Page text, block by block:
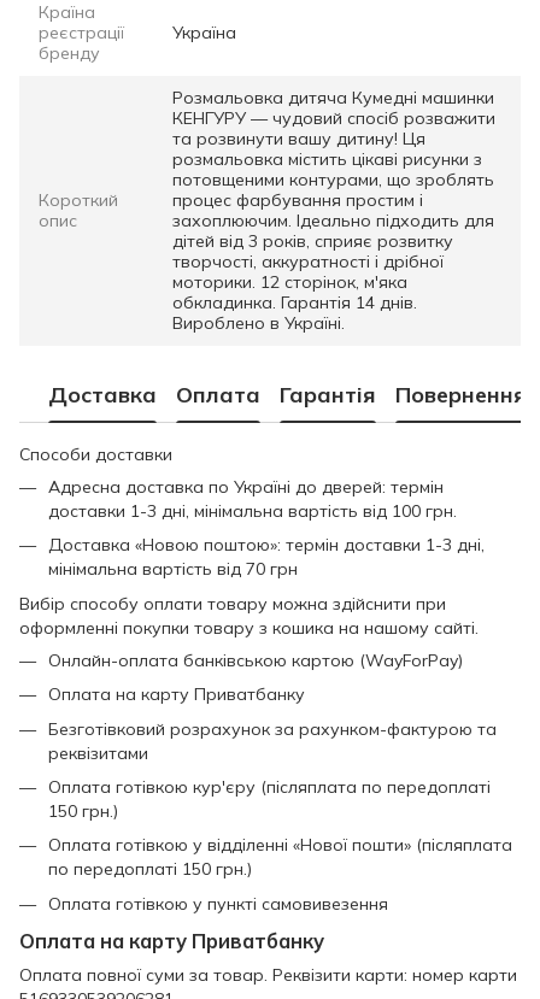
Країна
реєстрації
бренду
Україна
Короткий
опис
Розмальовка дитяча Кумедні машинки
КЕНГУРУ — чудовий спосіб розважити
та розвинути вашу дитину! Ця
розмальовка містить цікаві рисунки з
потовщеними контурами, що зроблять
процес фарбування простим і
захоплюючим. Ідеально підходить для
дітей від 3 років, сприяє розвитку
творчості, аккуратності і дрібної
моторики. 12 сторінок, м'яка
обкладинка. Гарантія 14 днів.
Вироблено в Україні.
Доставка Оплата Гарантія Повернення
Способи доставки
Адресна доставка по Україні до дверей: термін
доставки 1-3 дні, мінімальна вартість від 100 грн.
Доставка «Новою поштою»: термін доставки 1-3 дні,
мінімальна вартість від 70 грн
Вибір способу оплати товару можна здійснити при
оформленні покупки товару з кошика на нашому сайті.
Онлайн-оплата банківською картою (WayForPay)
Оплата на карту Приватбанку
Безготівковий розрахунок за рахунком-фактурою та
реквізитами
Оплата готівкою кур'єру (післяплата по передоплаті
150 грн.)
Оплата готівкою у відділенні «Нової пошти» (післяплата
по передоплаті 150 грн.)
Оплата готівкою у пункті самовивезення
Оплата на карту Приватбанку
Оплата повної суми за товар. Реквізити карти: номер карти